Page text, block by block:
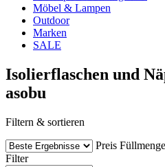
Möbel & Lampen
Outdoor
Marken
SALE
Isolierflaschen und
asobu
Filtern & sortieren
Preis Füllmenge
Filter